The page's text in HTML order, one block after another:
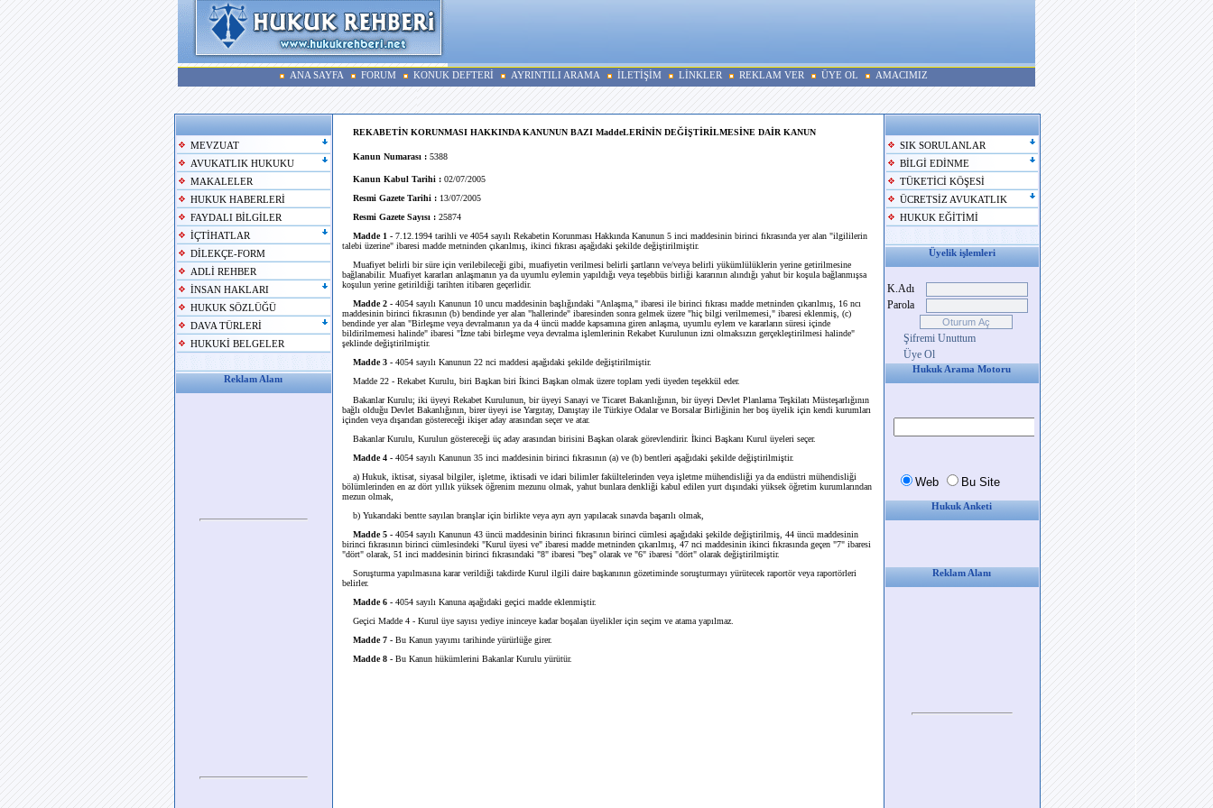
ANA SAYFA FORUM KONUK DEFTERİ AYRINTILI ARAMA İLETİŞİM LİNKLER REKLAM VER ÜYE OL AMACIMIZ
MEVZUAT
AVUKATLIK HUKUKU
MAKALELER
HUKUK HABERLERİ
FAYDALI BİLGİLER
İÇTİHATLAR
DİLEKÇE-FORM
ADLİ REHBER
İNSAN HAKLARI
HUKUK SÖZLÜĞÜ
DAVA TÜRLERİ
HUKUKİ BELGELER
Reklam Alanı
REKABETİN KORUNMASI HAKKINDA KANUNUN BAZI MaddeLERİNİN DEĞİŞTİRİLMESİNE DAİR KANUN
Kanun Numarası : 5388
Kanun Kabul Tarihi : 02/07/2005
Resmi Gazete Tarihi : 13/07/2005
Resmi Gazete Sayısı : 25874
Madde 1 - 7.12.1994 tarihli ve 4054 sayılı Rekabetin Korunması Hakkında Kanunun 5 inci maddesinin birinci fıkrasında yer alan "ilgililerin
talebi üzerine" ibaresi madde metninden çıkarılmış, ikinci fıkrası aşağıdaki şekilde değiştirilmiştir.
Muafiyet belirli bir süre için verilebileceği gibi, muafiyetin verilmesi belirli şartların ve/veya belirli yükümlülüklerin yerine getirilmesine
bağlanabilir. Muafiyet kararları anlaşmanın ya da uyumlu eylemin yapıldığı veya teşebbüs birliği kararının alındığı yahut bir koşula bağlanmışsa
koşulun yerine getirildiği tarihten itibaren geçerlidir.
Madde 2 - 4054 sayılı Kanunun 10 uncu maddesinin başlığındaki "Anlaşma," ibaresi ile birinci fıkrası madde metninden çıkarılmış, 16 ncı
maddesinin birinci fıkrasının (b) bendinde yer alan "hallerinde" ibaresinden sonra gelmek üzere "hiç bilgi verilmemesi," ibaresi eklenmiş, (c)
bendinde yer alan "Birleşme veya devralmanın ya da 4 üncü madde kapsamına giren anlaşma, uyumlu eylem ve kararların süresi içinde
bildirilmemesi halinde" ibaresi "İzne tabi birleşme veya devralma işlemlerinin Rekabet Kurulunun izni olmaksızın gerçekleştirilmesi halinde"
şeklinde değiştirilmiştir.
Madde 3 - 4054 sayılı Kanunun 22 nci maddesi aşağıdaki şekilde değiştirilmiştir.
Madde 22 - Rekabet Kurulu, biri Başkan biri İkinci Başkan olmak üzere toplam yedi üyeden teşekkül eder.
Bakanlar Kurulu; iki üyeyi Rekabet Kurulunun, bir üyeyi Sanayi ve Ticaret Bakanlığının, bir üyeyi Devlet Planlama Teşkilatı Müsteşarlığının
bağlı olduğu Devlet Bakanlığının, birer üyeyi ise Yargıtay, Danıştay ile Türkiye Odalar ve Borsalar Birliğinin her boş üyelik için kendi kurumları
içinden veya dışarıdan göstereceği ikişer aday arasından seçer ve atar.
Bakanlar Kurulu, Kurulun göstereceği üç aday arasından birisini Başkan olarak görevlendirir. İkinci Başkanı Kurul üyeleri seçer.
Madde 4 - 4054 sayılı Kanunun 35 inci maddesinin birinci fıkrasının (a) ve (b) bentleri aşağıdaki şekilde değiştirilmiştir.
a) Hukuk, iktisat, siyasal bilgiler, işletme, iktisadi ve idari bilimler fakültelerinden veya işletme mühendisliği ya da endüstri mühendisliği
bölümlerinden en az dört yıllık yüksek öğrenim mezunu olmak, yahut bunlara denkliği kabul edilen yurt dışındaki yüksek öğretim kurumlarından
mezun olmak,
b) Yukarıdaki bentte sayılan branşlar için birlikte veya ayrı ayrı yapılacak sınavda başarılı olmak,
Madde 5 - 4054 sayılı Kanunun 43 üncü maddesinin birinci fıkrasının birinci cümlesi aşağıdaki şekilde değiştirilmiş, 44 üncü maddesinin
birinci fıkrasının birinci cümlesindeki "Kurul üyesi ve" ibaresi madde metninden çıkarılmış, 47 nci maddesinin ikinci fıkrasında geçen "7" ibaresi
"dört" olarak, 51 inci maddesinin birinci fıkrasındaki "8" ibaresi "beş" olarak ve "6" ibaresi "dört" olarak değiştirilmiştir.
Soruşturma yapılmasına karar verildiği takdirde Kurul ilgili daire başkanının gözetiminde soruşturmayı yürütecek raportör veya raportörleri
belirler.
Madde 6 - 4054 sayılı Kanuna aşağıdaki geçici madde eklenmiştir.
Geçici Madde 4 - Kurul üye sayısı yediye ininceye kadar boşalan üyelikler için seçim ve atama yapılmaz.
Madde 7 - Bu Kanun yayımı tarihinde yürürlüğe girer.
Madde 8 - Bu Kanun hükümlerini Bakanlar Kurulu yürütür.
SIK SORULANLAR
BİLGİ EDİNME
TÜKETİCİ KÖŞESİ
ÜCRETSİZ AVUKATLIK
HUKUK EĞİTİMİ
Üyelik işlemleri
K.Adı
Parola
Şifremi Unuttum
Üye Ol
Hukuk Arama Motoru
Hukuk Anketi
Reklam Alanı